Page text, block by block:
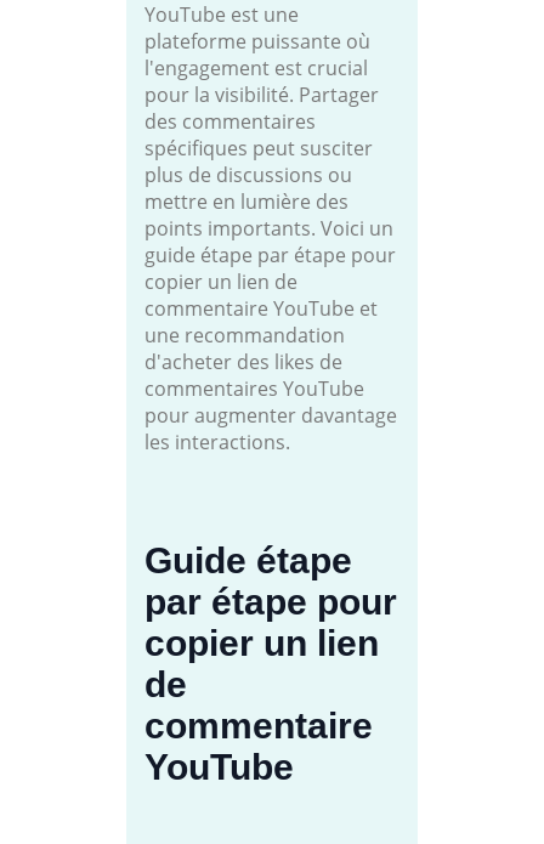
YouTube est une
plateforme puissante où
l'engagement est crucial
pour la visibilité. Partager
des commentaires
spécifiques peut susciter
plus de discussions ou
mettre en lumière des
points importants. Voici un
guide étape par étape pour
copier un lien de
commentaire YouTube et
une recommandation
d'acheter des likes de
commentaires YouTube
pour augmenter davantage
les interactions.
Guide étape
par étape pour
copier un lien
de
commentaire
YouTube